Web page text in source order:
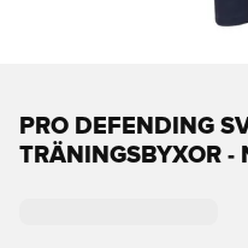
PRO DEFENDING
TRÄNINGSBYXOR -